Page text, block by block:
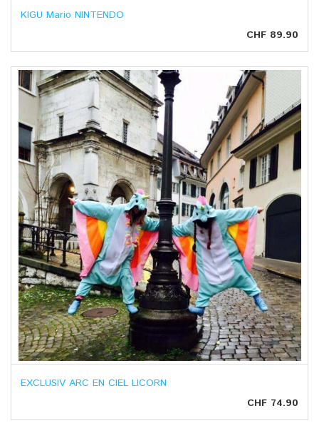
KIGU Mario NINTENDO
CHF 89.90
EXCLUSIV ARC EN CIEL LICORN
CHF 74.90